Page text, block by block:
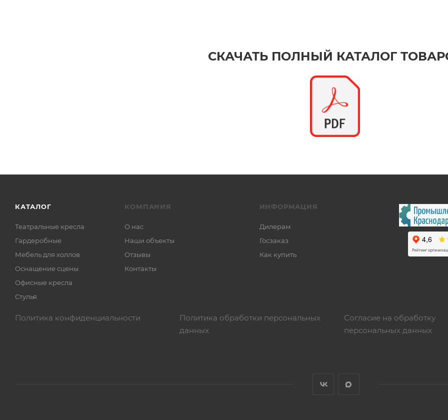
СКАЧАТЬ ПОЛНЫЙ КАТАЛОГ
КАТАЛОГ
Театральные кресла
Гардеробные
Мебель для холлов
Оснащение сцены
Офисные кресла
Стулья
КОМПАНИЯ
О нас
Наши объекты
Отзывы
Контакты
ИНФОРМАЦИЯ
Дилерам
Госзаказ
Как купить
Политика конфиденциальности
Политика обработки персональных
данных
Согласие на обработку
персональных данных